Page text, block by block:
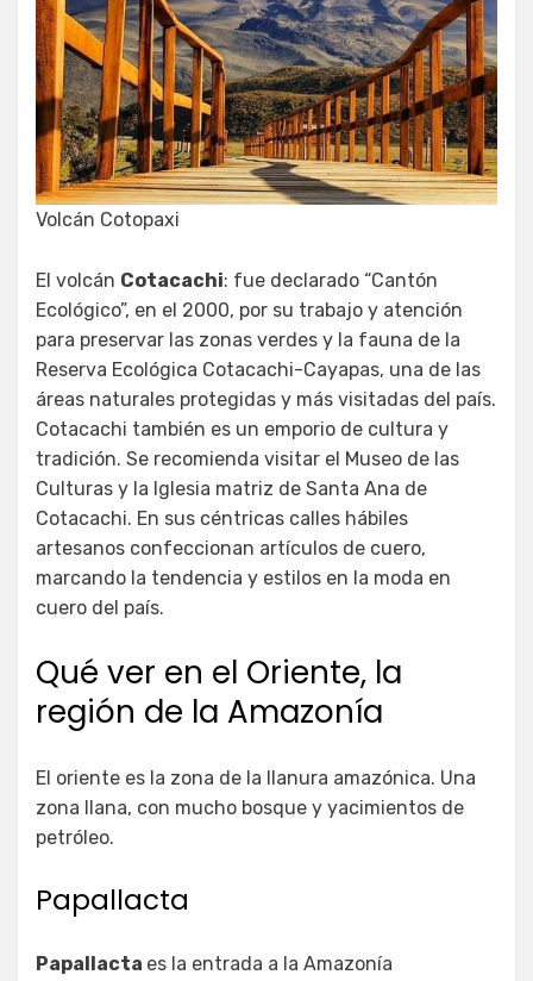
Volcán Cotopaxi
El volcán Cotacachi: fue declarado “Cantón
Ecológico”, en el 2000, por su trabajo y atención
para preservar las zonas verdes y la fauna de la
Reserva Ecológica Cotacachi-Cayapas, una de las
áreas naturales protegidas y más visitadas del país.
Cotacachi también es un emporio de cultura y
tradición. Se recomienda visitar el Museo de las
Culturas y la Iglesia matriz de Santa Ana de
Cotacachi. En sus céntricas calles hábiles
artesanos confeccionan artículos de cuero,
marcando la tendencia y estilos en la moda en
cuero del país.
Qué ver en el Oriente, la
región de la Amazonía
El oriente es la zona de la llanura amazónica. Una
zona llana, con mucho bosque y yacimientos de
petróleo.
Papallacta
Papallacta es la entrada a la Amazonía